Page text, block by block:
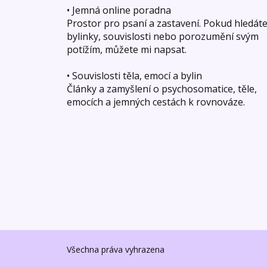
• Jemná online poradna
Prostor pro psaní a zastavení. Pokud hledáte
bylinky, souvislosti nebo porozumění svým
potížím, můžete mi napsat.
• Souvislosti těla, emocí a bylin
Články a zamyšlení o psychosomatice, těle,
emocích a jemných cestách k rovnováze.
Všechna práva vyhrazena